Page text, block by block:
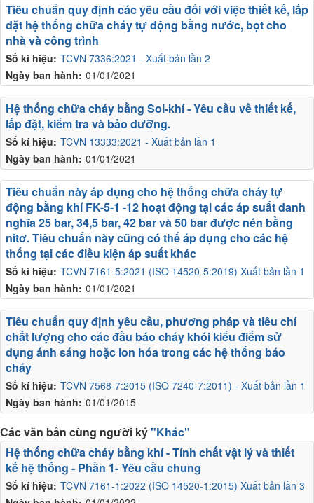
Số kí hiệu: TCVN 7336:2021 - Xuất bản lần 2
Ngày ban hành: 01/01/2021
Tiêu chuẩn quy định các yêu cầu đối với việc thiết kế, lắp
đặt hệ thống chữa cháy tự động bằng nước, bọt cho
nhà và công trình
Số kí hiệu: TCVN 13333:2021 - Xuất bản lần 1
Ngày ban hành: 01/01/2021
Hệ thống chữa cháy bằng Sol-khí - Yêu cầu về thiết kế,
lắp đặt, kiểm tra và bảo dưỡng.
Số kí hiệu: TCVN 7161-5:2021 (ISO 14520-5:2019) Xuất bản lần 1
Ngày ban hành: 01/01/2021
Tiêu chuẩn này áp dụng cho hệ thống chữa cháy tự
động bằng khí FK-5-1 -12 hoạt động tại các áp suất danh
nghĩa 25 bar, 34,5 bar, 42 bar và 50 bar được nén bằng
nitơ. Tiêu chuẩn này cũng có thể áp dụng cho các hệ
thống tại các điều kiện áp suất khác
Số kí hiệu: TCVN 7568-7:2015 (ISO 7240-7:2011) - Xuất bản lần 1
Ngày ban hành: 01/01/2015
Tiêu chuẩn quy định yêu cầu, phương pháp và tiêu chí
chất lượng cho các đầu báo cháy khói kiểu điểm sử
dụng ánh sáng hoặc ion hóa trong các hệ thống báo
cháy
Các văn bản cùng người ký"Khác"
Số kí hiệu: TCVN 7161-1:2022 (ISO 14520-1:2015) Xuất bản lần 3
Hệ thống chữa cháy bằng khí - Tính chất vật lý và thiết
kế hệ thống - Phần 1- Yêu cầu chung